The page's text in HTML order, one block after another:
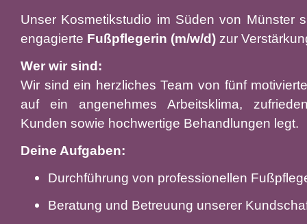
Unser Kosmetikstudio im Süden von Münster
engagierte Fußpflegerin (m/w/d) zur
Wer wir sind:
Wir sind ein herzliches Team von fünf
auf ein angenehmes Arbeitsklima,
Kunden sowie hochwertige Behandlungen legt.
Deine Aufgaben:
Durchführung von professionellen
Beratung und Betreuung unserer